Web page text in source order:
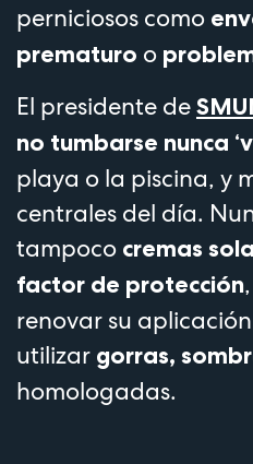
perniciosos como
prematuro o
El presidente de
no tumbarse nunca
playa o la piscina, y
centrales del día.
tampoco cremas
factor de protección
renovar su
utilizar gorras,
homologadas.